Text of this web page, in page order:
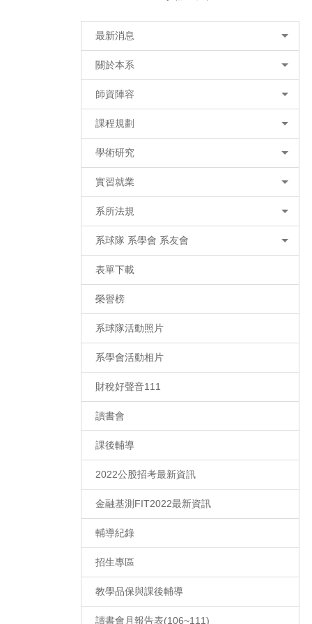
最新消息
關於本系
師資陣容
課程規劃
學術研究
實習就業
系所法規
系球隊 系學會 系友會
表單下載
榮譽榜
系球隊活動照片
系學會活動相片
財稅好聲音111
讀書會
課後輔導
2022公股招考最新資訊
金融基測FIT2022最新資訊
輔導紀錄
招生專區
教學品保與課後輔導
讀書會月報告表(106~111)